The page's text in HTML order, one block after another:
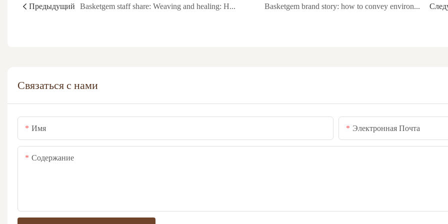
Предыдущий Basketgem staff share: Weaving and healing: How hand-weaving can help relieve stress or build concentration Basketgem brand story: how to convey environmental protection and cultural concepts through woven baskets？
Связаться с нами
Имя Электронная Почта
Содержание